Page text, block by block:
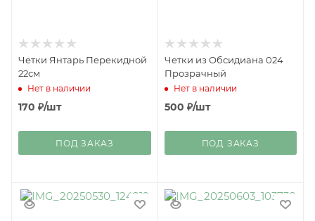
Четки Янтарь Перекидной
22см
Нет в наличии
170 ₽/шт
ПОД ЗАКАЗ
Четки из Обсидиана 024
Прозрачный
Нет в наличии
500 ₽/шт
ПОД ЗАКАЗ